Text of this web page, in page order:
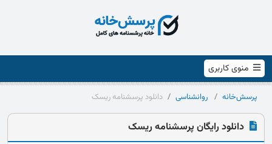
منوی کاربری
پرسش‌خانه روانشناسی دانلود پرسشنامه ریسک
دانلود رایگان پرسشنامه ریسک